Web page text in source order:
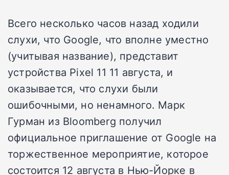
Всего несколько часов назад ходили
слухи, что Google, что вполне уместно
(учитывая название), представит
устройства Pixel 11 11 августа, и
оказывается, что слухи были
ошибочными, но ненамного. Марк
Гурман из Bloomberg получил
официальное приглашение от Google на
торжественное мероприятие, которое
состоится 12 августа в Нью-Йорке в